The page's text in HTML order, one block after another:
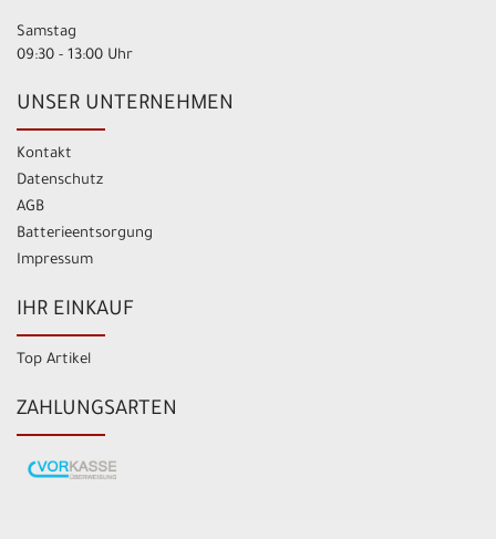
Samstag
09:30 - 13:00 Uhr
UNSER UNTERNEHMEN
Kontakt
Datenschutz
AGB
Batterieentsorgung
Impressum
IHR EINKAUF
Top Artikel
ZAHLUNGSARTEN